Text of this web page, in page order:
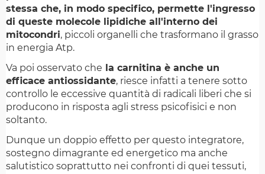
stessa che, in modo specifico, permette l'ingresso
di queste molecole lipidiche all'interno dei
mitocondri, piccoli organelli che trasformano il grasso
in energia Atp.
Va poi osservato che la carnitina è anche un
efficace antiossidante, riesce infatti a tenere sotto
controllo le eccessive quantità di radicali liberi che si
producono in risposta agli stress psicofisici e non
soltanto.
Dunque un doppio effetto per questo integratore,
sostegno dimagrante ed energetico ma anche
salutistico soprattutto nei confronti di quei tessuti,